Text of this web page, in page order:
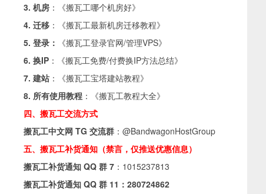
3. 机房 ：《搬瓦工哪个机房好》
4. 迁移 ：《搬瓦工最新机房迁移教程》
5. 登录：
《搬瓦工登录官网/管理VPS》
6. 换IP ：《搬瓦工免费/付费换IP方法总结》
7. 建站 ：《搬瓦工宝塔建站教程》
8. 所有使用教程 ：《搬瓦工教程大全》
四、搬瓦工交流方式
搬瓦工中文网 TG 交流群 ： @BandwagonHostGroup
五、搬瓦工补货通知（禁言，仅推送优惠信息）
搬瓦工补货通知 QQ 群 7 ： 1015237813
搬瓦工补货通知 QQ 群 11： 280724862